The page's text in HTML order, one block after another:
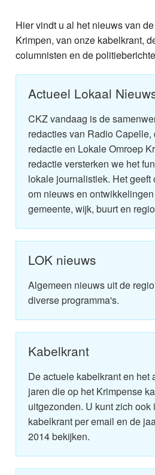
Programma's
Foto's
Video
Webcam
Info
Hier vindt u al het nieuws van
Krimpen, van onze kabelkrant,
columnisten en de
Actueel Lokaal
CKZ vandaag is de
redacties van Radio Capelle,
redactie en Lokale Omroep
redactie versterken we het
lokale journalistiek. Het geeft
om nieuws en
gemeente, wijk, buurt en
LOK nieuws
Algemeen nieuws uit de
diverse programma's.
Kabelkrant
De actuele kabelkrant en het
jaren die op het Krimpense
uitgezonden. U kunt zich
kabelkrant per email en de
2014 bekijken.